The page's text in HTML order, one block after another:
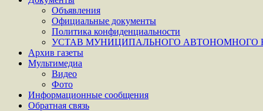
Объявления
Официальные документы
Политика конфиденциальности
УСТАВ МУНИЦИПАЛЬНОГО АВТОНОМНОГО
Архив газеты
Мультимедиа
Видео
Фото
Информационные сообщения
Обратная связь